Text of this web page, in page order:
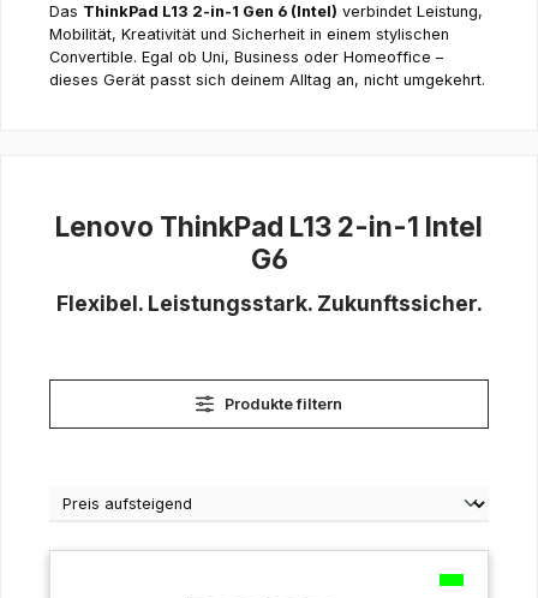
Das ThinkPad L13 2-in-1 Gen 6 (Intel) verbindet Leistung,
Mobilität, Kreativität und Sicherheit in einem stylischen
Convertible. Egal ob Uni, Business oder Homeoffice –
dieses Gerät passt sich deinem Alltag an, nicht umgekehrt.
Lenovo ThinkPad L13 2-in-1 Intel
G6
Flexibel. Leistungsstark. Zukunftssicher.
Produkte filtern